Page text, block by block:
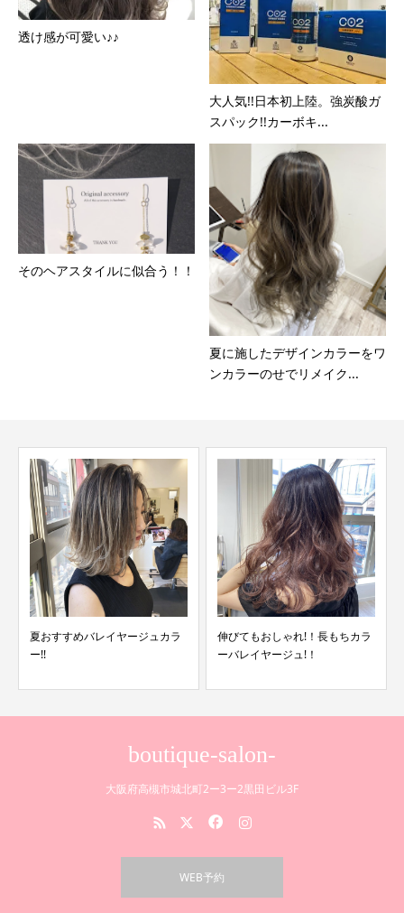
透け感が可愛い♪♪
大人気!!日本初上陸。強炭酸ガ
スパック!!カーボキ...
そのヘアスタイルに似合う！！
夏に施したデザインカラーをワ
ンカラーのせでリメイク...
すめバレイヤージュカラ
伸びてもおしゃれ!！長もちカラ
ーバレイヤージュ!！
大人気!!日
boutique-salon-
大阪府高槻市城北町2ー3ー2黒田ビル3F
WEB予約